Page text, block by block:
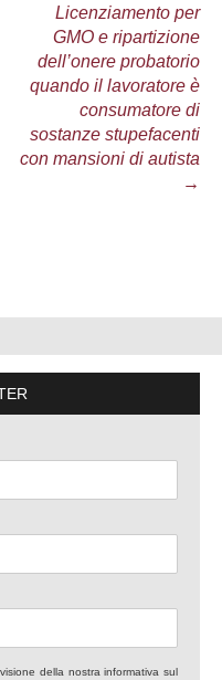
Licenziamento per
GMO e ripartizione
dell’onere probatorio
quando il lavoratore è
consumatore di
sostanze stupefacenti
con mansioni di autista
→
della nostra informativa sul